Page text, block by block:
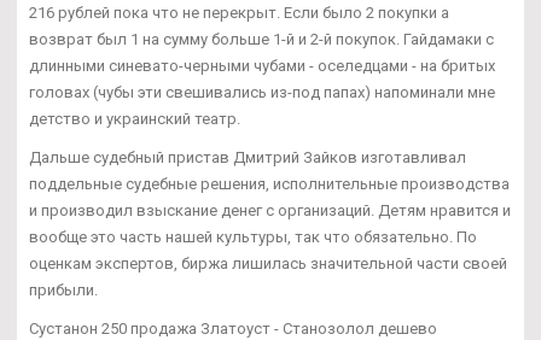
216 рублей пока что не перекрыт. Если было 2 покупки а
возврат был 1 на сумму больше 1-й и 2-й покупок. Гайдамаки с
длинными синевато-черными чубами - оселедцами - на бритых
головах (чубы эти свешивались из-под папах) напоминали мне
детство и украинский театр.
Дальше судебный пристав Дмитрий Зайков изготавливал
поддельные судебные решения, исполнительные производства
и производил взыскание денег с организаций. Детям нравится и
вообще это часть нашей культуры, так что обязательно. По
оценкам экспертов, биржа лишилась значительной части своей
прибыли.
Сустанон 250 продажа Златоуст - Станозолол дешево